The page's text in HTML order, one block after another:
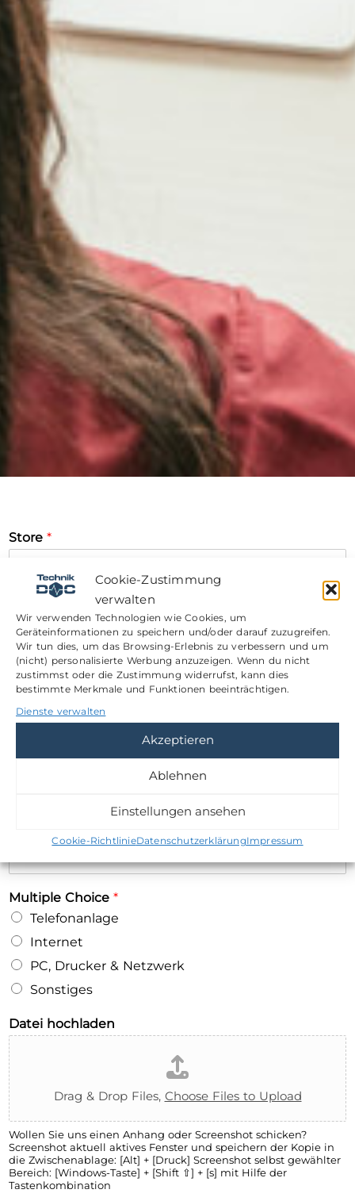
Cookie-Zustimmung
verwalten
Wir verwenden Technologien wie Cookies, um
Geräteinformationen zu speichern und/oder darauf zuzugreifen.
Wir tun dies, um das Browsing-Erlebnis zu verbessern und um
(nicht) personalisierte Werbung anzuzeigen. Wenn du nicht
zustimmst oder die Zustimmung widerrufst, kann dies
bestimmte Merkmale und Funktionen beeinträchtigen.
Dienste verwalten
Akzeptieren
Ablehnen
Einstellungen ansehen
Cookie-RichtlinieDatenschutzerklärungImpressum
Store *
z.b. B03
Ihr Name *
Nachname
Multiple Choice *
Telefonanlage
Internet
PC, Drucker & Netzwerk
Sonstiges
Datei hochladen
Drag & Drop Files, Choose Files to Upload
Wollen Sie uns einen Anhang oder Screenshot schicken?
Screenshot aktuell aktives Fenster und speichern der Kopie in
die Zwischenablage: [Alt] + [Druck] Screenshot selbst gewählter
Bereich: [Windows-Taste] + [Shift ⇧] + [s] mit Hilfe der
Tastenkombination